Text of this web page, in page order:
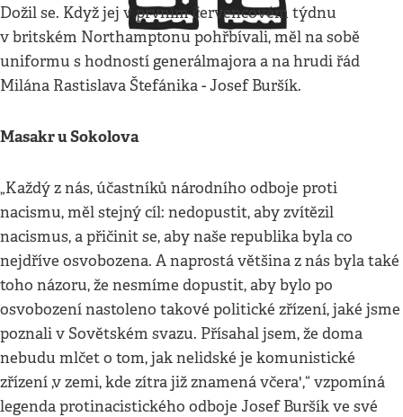
Dožil se. Když jej v prvním červencovém týdnu
v britském Northamptonu pohřbívali, měl na sobě
uniformu s hodností generálmajora a na hrudi řád
Milána Rastislava Štefánika - Josef Buršík.
Masakr u Sokolova
„Každý z nás, účastníků národního odboje proti
nacismu, měl stejný cíl: nedopustit, aby zvítězil
nacismus, a přičinit se, aby naše republika byla co
nejdříve osvobozena. A naprostá většina z nás byla také
toho názoru, že nesmíme dopustit, aby bylo po
osvobození nastoleno takové politické zřízení, jaké jsme
poznali v Sovětském svazu. Přísahal jsem, že doma
nebudu mlčet o tom, jak nelidské je komunistické
zřízení ,v zemi, kde zítra již znamená včera',“ vzpomíná
legenda protinacistického odboje Josef Buršík ve své